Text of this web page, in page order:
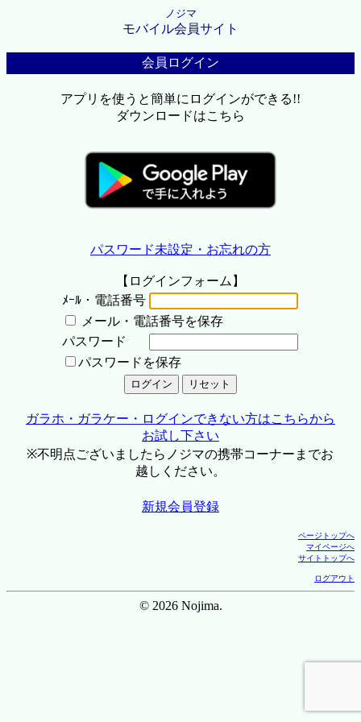
ノジマ
モバイル会員サイト
会員ログイン
アプリを使うと簡単にログインができる!!
ダウンロードはこちら
パスワード未設定・お忘れの方
【ログインフォーム】
ﾒｰﾙ・電話番号
メール・電話番号を保存
パスワード
パスワードを保存
ガラホ・ガラケー・ログインできない方はこちらから
お試し下さい
※不明点ございましたらノジマの携帯コーナーまでお
越しください。
新規会員登録
ページトップへ
マイページへ
サイトトップへ
ログアウト
© 2026 Nojima.